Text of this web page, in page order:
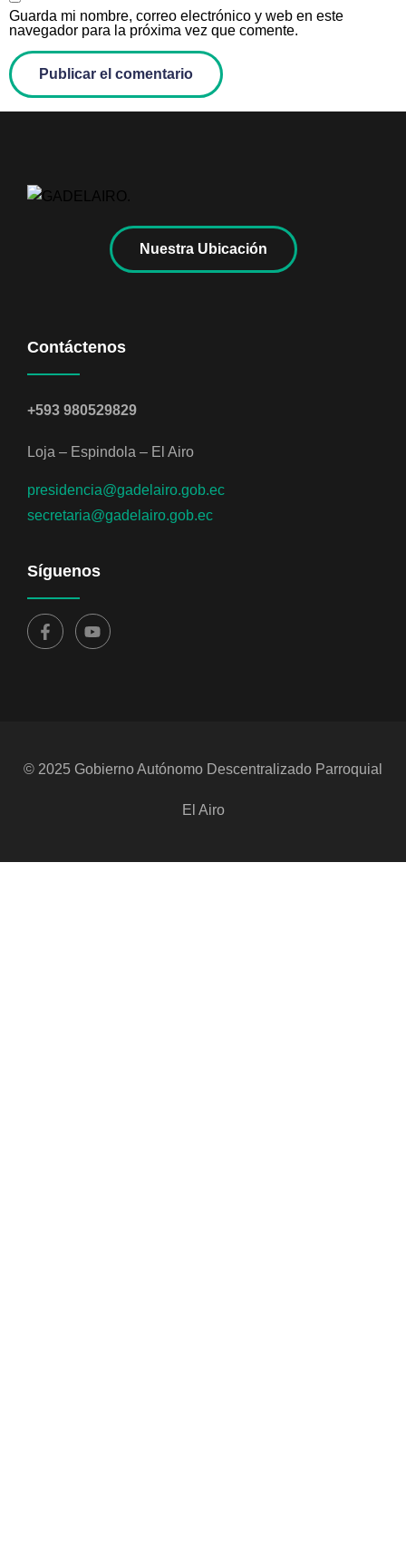
Guarda mi nombre, correo electrónico y web en este
navegador para la próxima vez que comente.
Nuestra Ubicación
Contáctenos
+593 980529829
Loja – Espindola – El Airo
presidencia@gadelairo.gob.ec
secretaria@gadelairo.gob.ec
Síguenos
© 2025 Gobierno Autónomo Descentralizado Parroquial
El Airo